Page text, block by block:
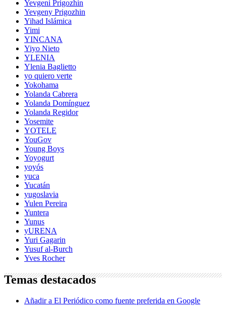
Yevgeni Prigozhin
Yevgeny Prigozhin
Yihad Islámica
Yimi
YINCANA
Yiyo Nieto
YLENIA
Ylenia Baglietto
yo quiero verte
Yokohama
Yolanda Cabrera
Yolanda Domínguez
Yolanda Regidor
Yosemite
YOTELE
YouGov
Young Boys
Yoyogurt
yoyós
yuca
Yucatán
yugoslavia
Yulen Pereira
Yuntera
Yunus
yURENA
Yuri Gagarin
Yusuf al-Burch
Yves Rocher
Temas destacados
Añadir a El Periódico como fuente preferida en Google